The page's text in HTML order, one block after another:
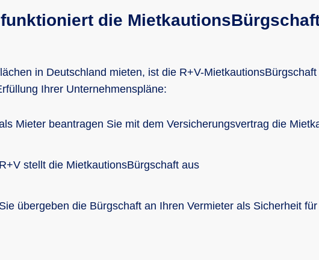
die
in Deutschland mieten, ist die R+V-
Ihrer Unternehmenspläne:
Mieter beantragen Sie mit dem Versicherungsvertrag die
R+V stellt die MietkautionsBürgschaft aus
Sie übergeben die Bürgschaft an Ihren Vermieter als Sicherheit